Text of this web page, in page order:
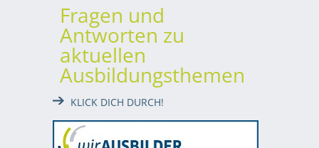
Fragen und
Antworten zu
aktuellen
Ausbildungsthemen
KLICK DICH DURCH!